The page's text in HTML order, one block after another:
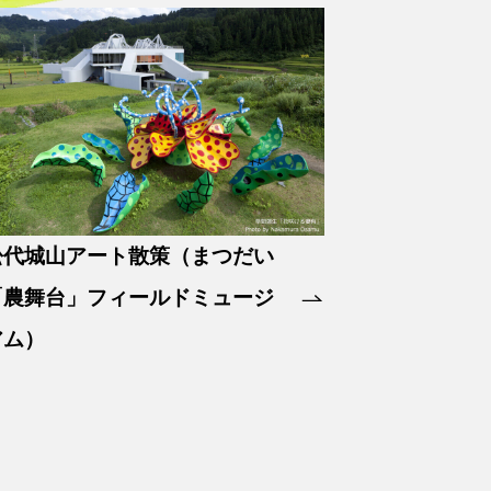
城山アート散策（まつだい
舞台」フィールドミュージ
）